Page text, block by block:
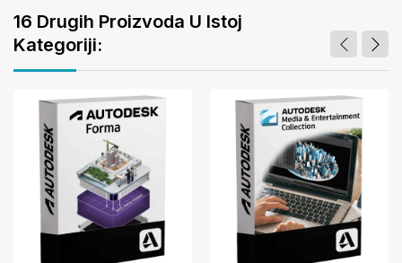
16 Drugih Proizvoda U Istoj
Kategoriji: